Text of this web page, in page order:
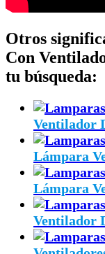
Otros
Con
tu búsqueda:
Ventilador
Lámpara
Lámpara
Ventilador